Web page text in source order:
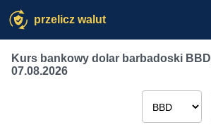
przelicz walut
Kurs bankowy dolar barbadoski BBD
07.08.2026